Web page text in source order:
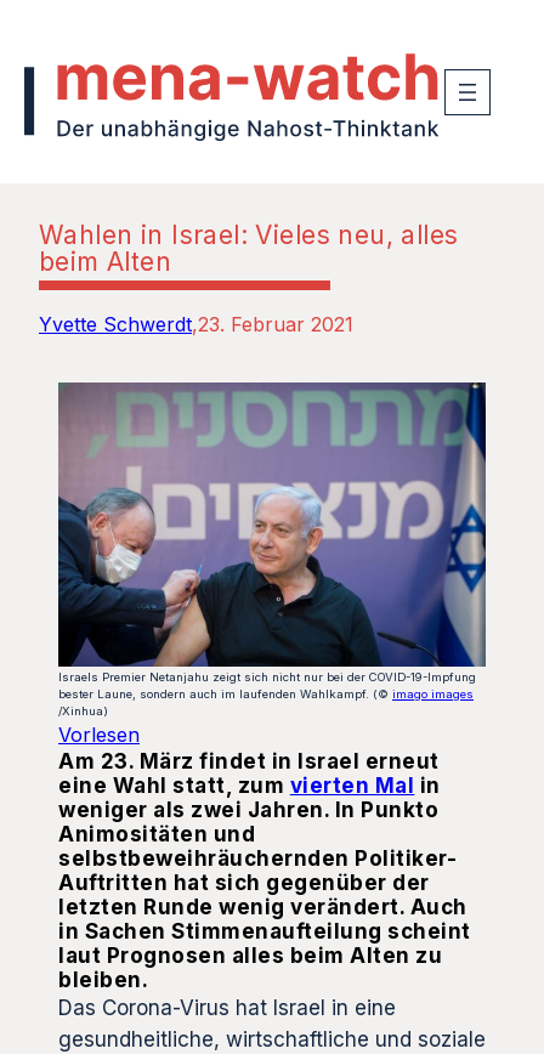
Wahlen in Israel: Vieles neu, alles
beim Alten
Yvette Schwerdt 23. Februar 2021
Israels Premier Netanjahu zeigt sich nicht nur bei der COVID-19-Impfung
bester Laune, sondern auch im laufenden Wahlkampf. (© imago images
/Xinhua)
Vorlesen
Am 23. März findet in Israel erneut
eine Wahl statt, zum vierten Mal
in
weniger als zwei Jahren. In Punkto
Animositäten und
selbstbeweihräuchernden Politiker-
Auftritten hat sich gegenüber der
letzten Runde wenig verändert. Auch
in Sachen Stimmenaufteilung scheint
laut Prognosen alles beim Alten zu
bleiben.
Das Corona-Virus hat Israel in eine
gesundheitliche, wirtschaftliche und soziale